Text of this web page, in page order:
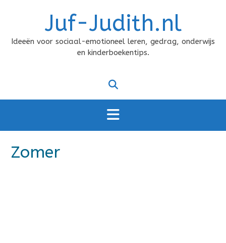
Juf-Judith.nl
Ideeën voor sociaal-emotioneel leren, gedrag, onderwijs
en kinderboekentips.
Zomer